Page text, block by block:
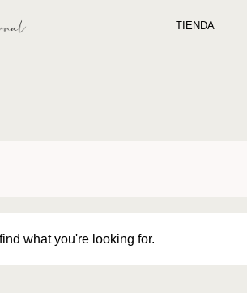
TIENDA
what you're looking for.